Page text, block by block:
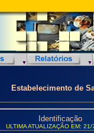
Estabelecimento de
Identificação
ULTIMA ATUALIZAÇÃO EM: